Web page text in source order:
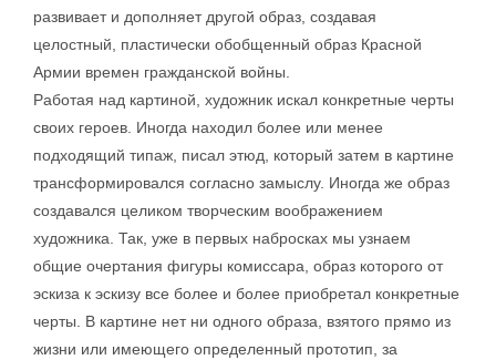
развивает и дополняет другой образ, создавая
целостный, пластически обобщенный образ Красной
Армии времен гражданской войны.
Работая над картиной, художник искал конкретные черты
своих героев. Иногда находил более или менее
подходящий типаж, писал этюд, который затем в картине
трансформировался согласно замыслу. Иногда же образ
создавался целиком творческим воображением
художника. Так, уже в первых набросках мы узнаем
общие очертания фигуры комиссара, образ которого от
эскиза к эскизу все более и более приобретал конкретные
черты. В картине нет ни одного образа, взятого прямо из
жизни или имеющего определенный прототип, за